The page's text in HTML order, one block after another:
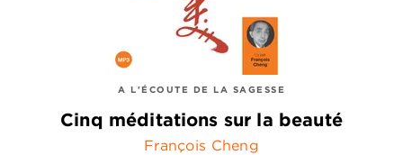
A L'ÉCOUTE DE LA SAGESSE
Cinq méditations sur la beauté
François Cheng